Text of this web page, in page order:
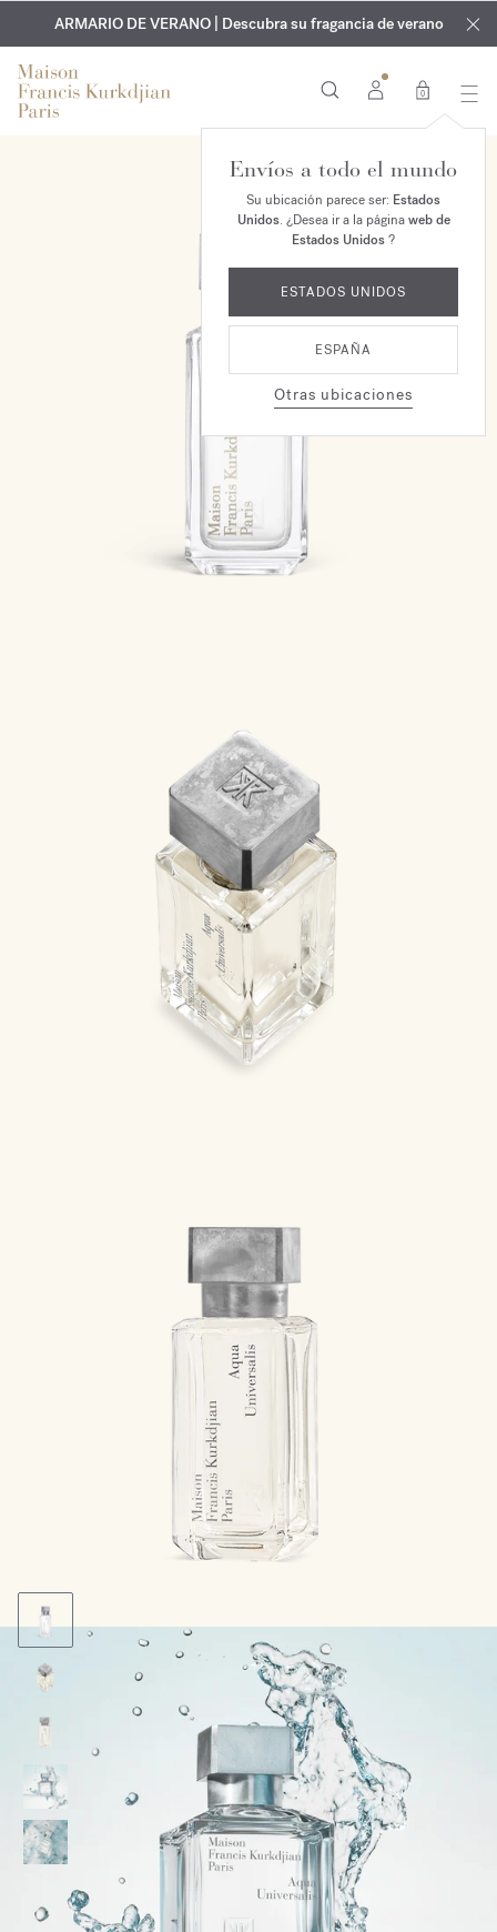
EXCLUSIVO | Descubra la nueva fragancia OUD
velvet mood
en su pedido*
GRABADO GRATUITO | En todas las fragancias y aceites
corporales hasta el 9 de agosto
ARMARIO DE VERANO | Descubra su fragancia de verano
0
Envíos a todo el mundo
Su ubicación parece ser: Estados
Unidos. ¿Desea ir a la páginaweb de
Estados Unidos?
ESTADOS UNIDOS
ESPAÑA
Otras ubicaciones